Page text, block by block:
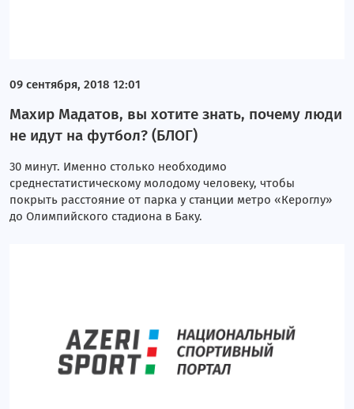
09 сентября, 2018 12:01
Махир Мадатов, вы хотите знать, почему люди
не идут на футбол? (БЛОГ)
30 минут. Именно столько необходимо
среднестатистическому молодому человеку, чтобы
покрыть расстояние от парка у станции метро «Кероглу»
до Олимпийского стадиона в Баку.